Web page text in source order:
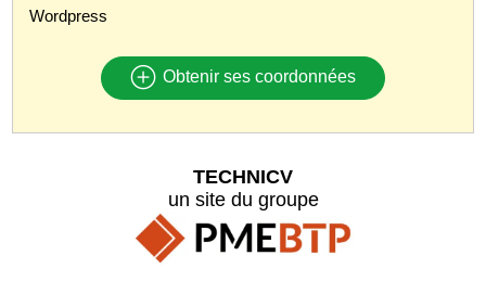
Wordpress
Obtenir ses coordonnées
TECHNICV
un site du groupe